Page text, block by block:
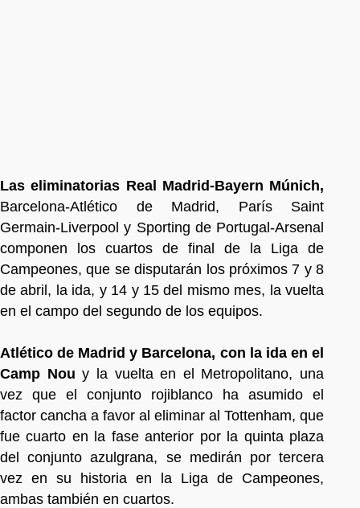
Las eliminatorias Real Madrid-Bayern Múnich,
Barcelona-Atlético de Madrid, París Saint
Germain-Liverpool y Sporting de Portugal-Arsenal
componen los cuartos de final de la Liga de
Campeones, que se disputarán los próximos 7 y 8
de abril, la ida, y 14 y 15 del mismo mes, la vuelta
en el campo del segundo de los equipos.
Atlético de Madrid y Barcelona, con la ida en el
Camp Nou y la vuelta en el Metropolitano, una
vez que el conjunto rojiblanco ha asumido el
factor cancha a favor al eliminar al Tottenham, que
fue cuarto en la fase anterior por la quinta plaza
del conjunto azulgrana, se medirán por tercera
vez en su historia en la Liga de Campeones,
ambas también en cuartos.